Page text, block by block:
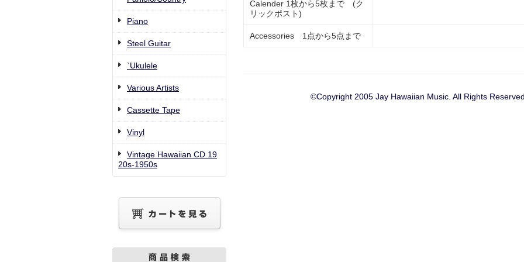
Piano
Steel Guitar
`Ukulele
Various Artists
Cassette Tape
Vinyl
Vintage Hawaiian CD 19
20s-1950s
Calender 1枚から5枚まで (ク
リックポスト)
Accessories 1点から5点まで
©Copyright 2005 Jay Hawaiian Music. All Rights